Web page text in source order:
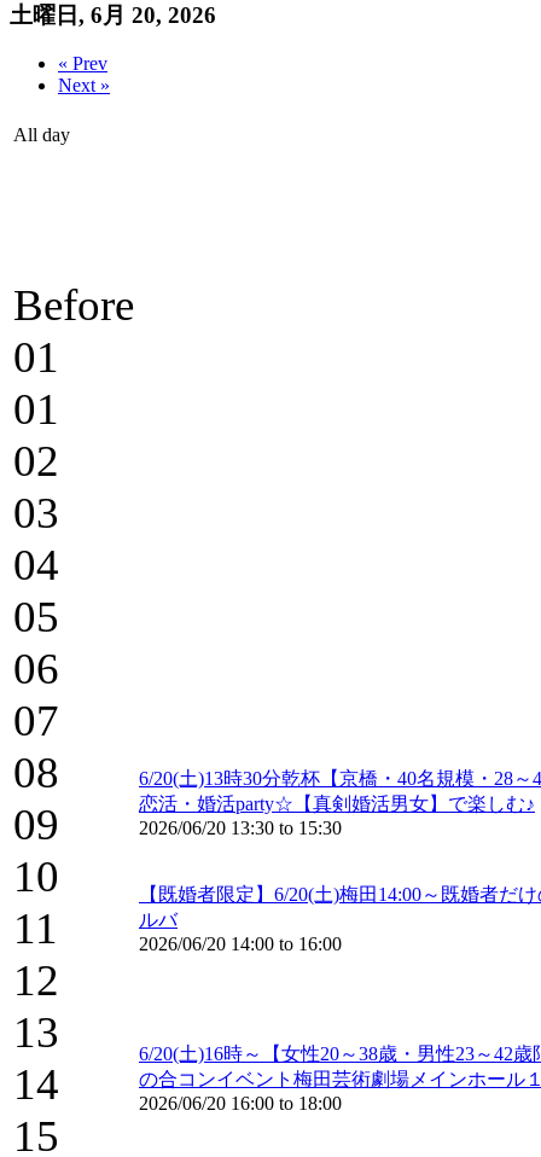
土曜日, 6月 20, 2026
« Prev
Next »
All day
Before
01
01
02
03
04
05
06
07
08
09
10
11
12
13
14
15
6/20(土)13時30分乾杯【京橋・40名規模・28
恋活・婚活party☆【真剣婚活男女】で楽しむ♪
2026/06/20 13:30 to 15:30
【既婚者限定】6/20(土)梅田14:00～既婚者
ルバ
2026/06/20 14:00 to 16:00
6/20(土)16時～【女性20～38歳・男性23～42
の合コンイベント梅田芸術劇場メインホー
2026/06/20 16:00 to 18:00